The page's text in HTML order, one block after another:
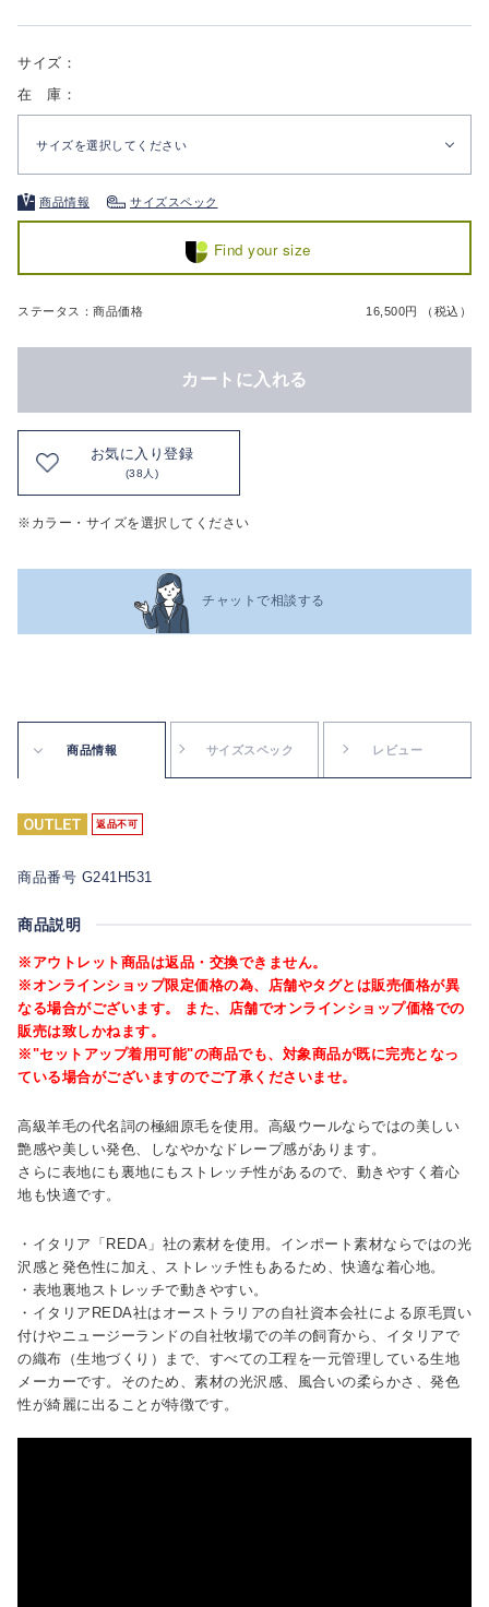
サイズ：
在 庫：
サイズを選択してください
商品情報 サイズスペック
Find your size
ステータス：商品価格 16,500円 （税込）
カートに入れる
お気に入り登録
(38人)
※カラー・サイズを選択してください
チャットで相談する
商品情報 サイズスペック レビュー
返品不可
商品番号 G241H531
商品説明
※アウトレット商品は返品・交換できません。
※オンラインショップ限定価格の為、店舗やタグとは販売価格が異
なる場合がございます。 また、店舗でオンラインショップ価格での
販売は致しかねます。
※"セットアップ着用可能"の商品でも、対象商品が既に完売となっ
ている場合がございますのでご了承くださいませ。
高級羊毛の代名詞の極細原毛を使用。高級ウールならではの美しい
艶感や美しい発色、しなやかなドレープ感があります。
さらに表地にも裏地にもストレッチ性があるので、動きやすく着心
地も快適です。
・イタリア「REDA」社の素材を使用。インポート素材ならではの光
沢感と発色性に加え、ストレッチ性もあるため、快適な着心地。
・表地裏地ストレッチで動きやすい。
・イタリアREDA社はオーストラリアの自社資本会社による原毛買い
付けやニュージーランドの自社牧場での羊の飼育から、イタリアで
の織布（生地づくり）まで、すべての工程を一元管理している生地
メーカーです。そのため、素材の光沢感、風合いの柔らかさ、発色
性が綺麗に出ることが特徴です。